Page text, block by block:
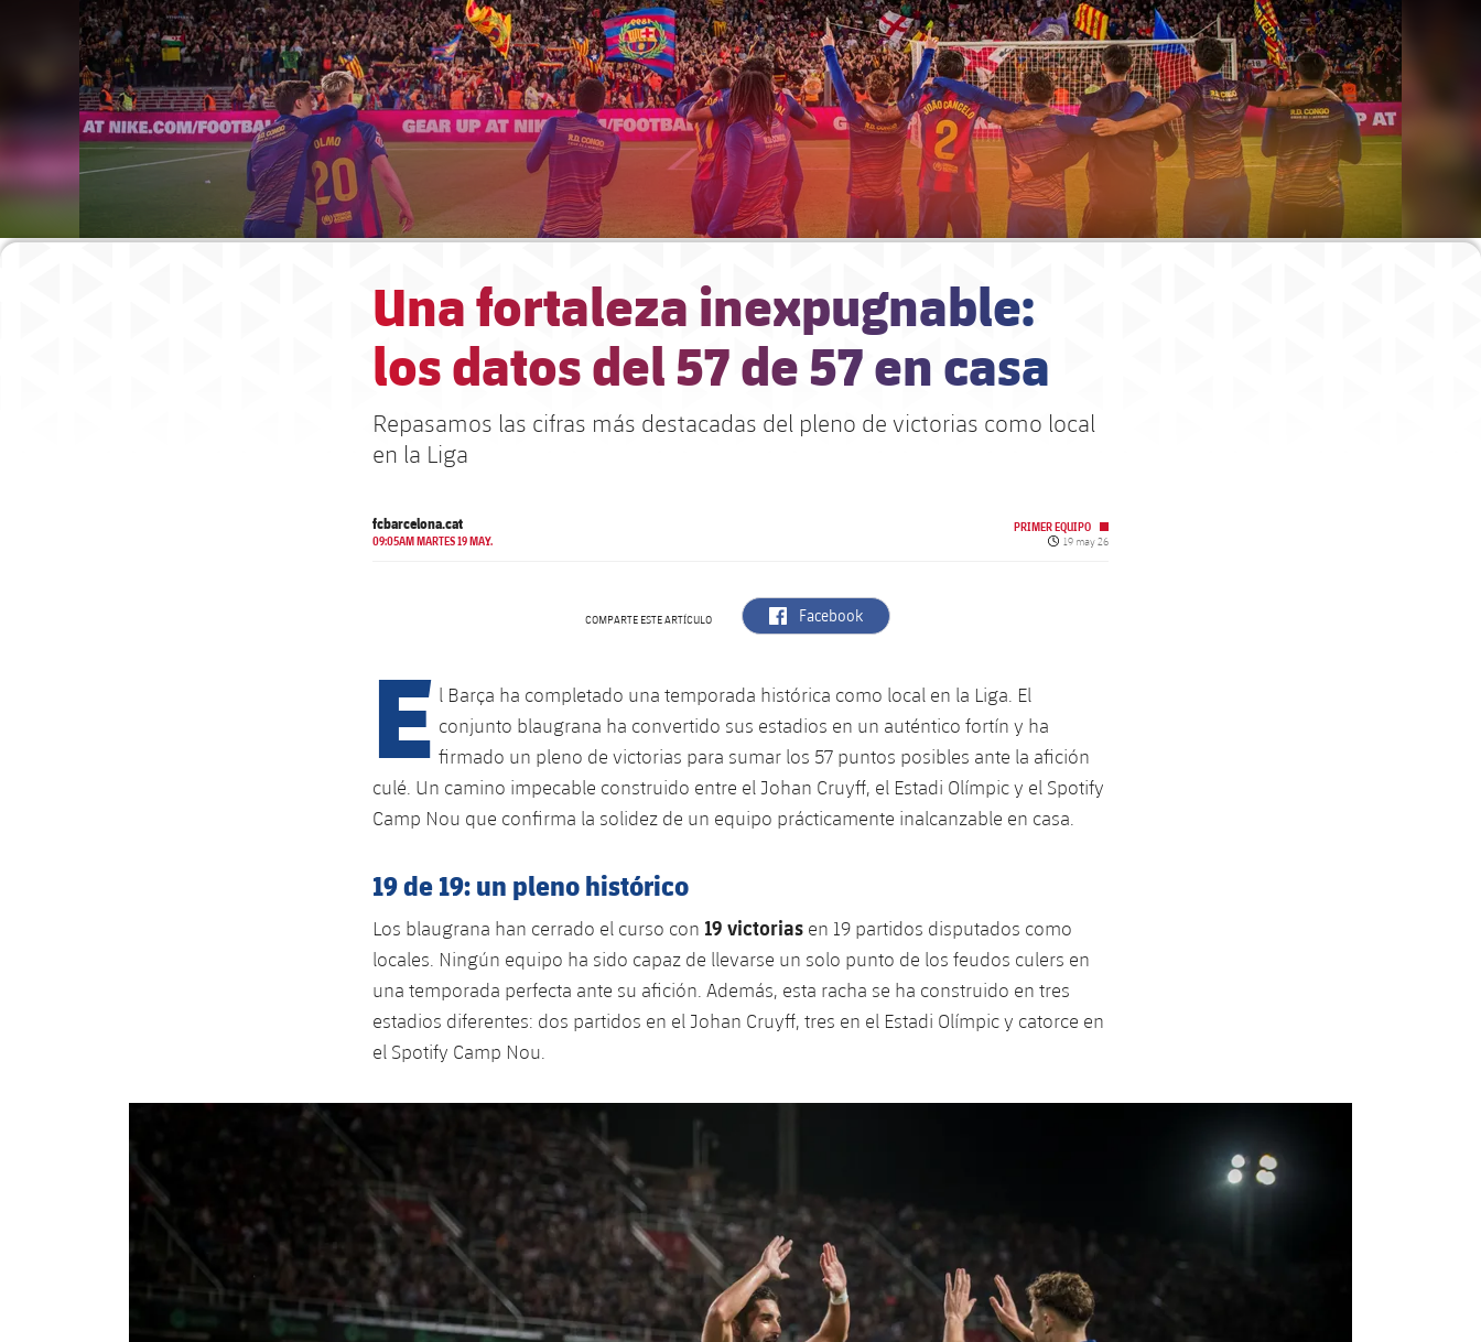
Una fortaleza inexpugnable:
los datos del 57 de 57 en casa
Repasamos las cifras más destacadas del pleno de victorias como local
en la Liga
fcbarcelona.cat
09:05AM MARTES 19 MAY.
PRIMER EQUIPO
Fecha de publicación
19 may 26
COMPARTE ESTE ARTÍCULO label.aria.facebook
Facebook
E l Barça ha completado una temporada histórica como local en la Liga. El
conjunto blaugrana ha convertido sus estadios en un auténtico fortín y ha
firmado un pleno de victorias para sumar los 57 puntos posibles ante la afición
culé. Un camino impecable construido entre el Johan Cruyff, el Estadi Olímpic y el Spotify
Camp Nou que confirma la solidez de un equipo prácticamente inalcanzable en casa.
19 de 19: un pleno histórico
Los blaugrana han cerrado el curso con 19 victorias en 19 partidos disputados como
locales. Ningún equipo ha sido capaz de llevarse un solo punto de los feudos culers en
una temporada perfecta ante su afición. Además, esta racha se ha construido en tres
estadios diferentes: dos partidos en el Johan Cruyff, tres en el Estadi Olímpic y catorce en
el Spotify Camp Nou.